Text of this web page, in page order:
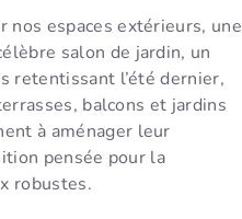
espaces extérieurs, une
salon de jardin, un
retentissant l’été dernier,
balcons et jardins
à aménager leur
pensée pour la
robustes.